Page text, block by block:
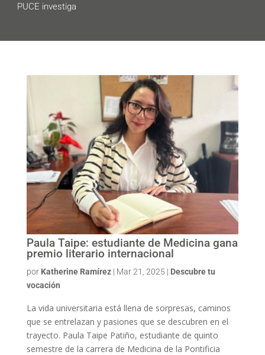
PUCE investiga
Paula Taipe: estudiante de Medicina gana
premio literario internacional
por Katherine Ramírez| Mar 21, 2025 | Descubre tu
vocación
La vida universitaria está llena de sorpresas, caminos
que se entrelazan y pasiones que se descubren en el
trayecto. Paula Taipe Patiño, estudiante de quinto
semestre de la carrera de Medicina de la Pontificia